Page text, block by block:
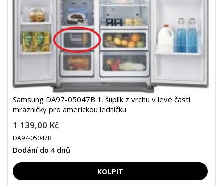
Samsung DA97-05047B 1. šuplík z vrchu v levé části
mrazničky pro americkou ledničku
1 139,00 Kč
DA97-05047B
Dodání do 4 dnů